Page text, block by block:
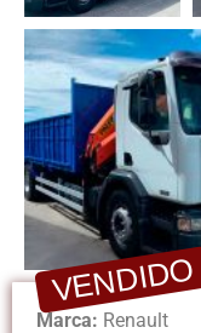
Marca: Renault
VENDIDO